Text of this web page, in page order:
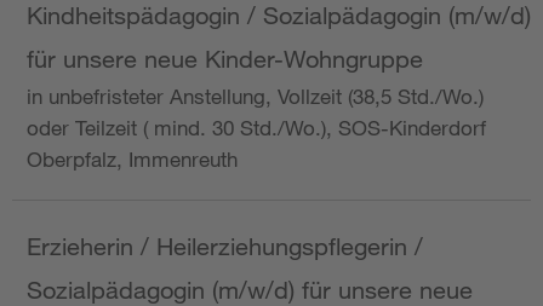
Kindheitspädagogin / Sozialpädagogin (m/w/d)
für unsere neue Kinder-Wohngruppe
in unbefristeter Anstellung, Vollzeit (38,5 Std./Wo.)
oder Teilzeit ( mind. 30 Std./Wo.), SOS-Kinderdorf
Oberpfalz, Immenreuth
Erzieherin / Heilerziehungspflegerin /
Sozialpädagogin (m/w/d) für unsere neue